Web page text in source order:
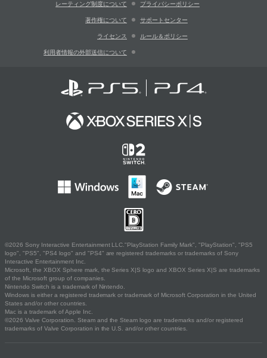
レーティング制度について プライバシーポリシー
著作権について サポートセンター
ライセンス ルール＆ポリシー
利用者情報の外部送信について
©2026 Sony Interactive Entertainment LLC."PlayStation Family Mark", "PlayStation", "PS5
logo", "PS5", "PS4 logo" and "PS4" are registered trademarks or trademarks of Sony
Interactive Entertainment Inc.
Microsoft, the XBOX Sphere mark, the Series X|S logo and XBOX Series X|S are trademarks
of the Microsoft group of companies.
Nintendo Switch is a trademark of Nintendo.
Windows is either a registered trademark or trademark of Microsoft Corporation in the United
States and/or other countries.
Mac is a trademark of Apple Inc.
©2026 Valve Corporation. Steam and the Steam logo are trademarks and/or registered
trademarks of Valve Corporation in the U.S. and/or other countries.